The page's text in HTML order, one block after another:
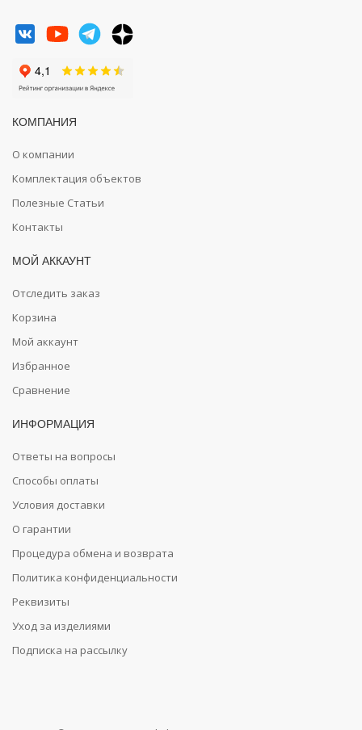
КОМПАНИЯ
О компании
Комплектация объектов
Полезные Статьи
Контакты
МОЙ АККАУНТ
Отследить заказ
Корзина
Мой аккаунт
Избранное
Сравнение
ИНФОРМАЦИЯ
Ответы на вопросы
Способы оплаты
Условия доставки
О гарантии
Процедура обмена и возврата
Политика конфиденциальности
Реквизиты
Уход за изделиями
Подписка на рассылку